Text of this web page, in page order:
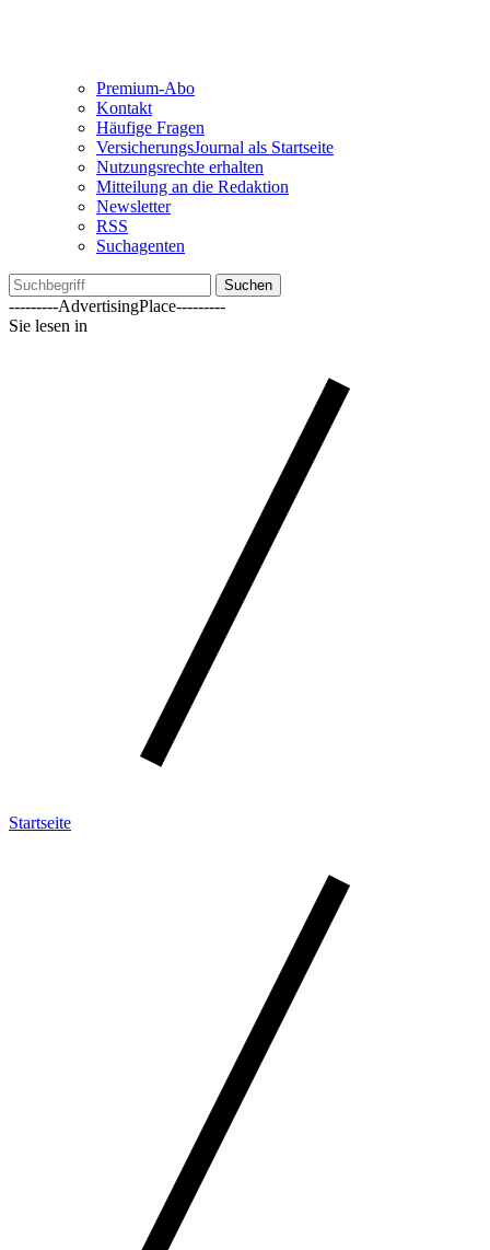
Premium-Abo
Kontakt
Häufige Fragen
VersicherungsJournal als Startseite
Nutzungsrechte erhalten
Mitteilung an die Redaktion
Newsletter
RSS
Suchagenten
Suchen
---------AdvertisingPlace---------
Sie lesen in
Startseite